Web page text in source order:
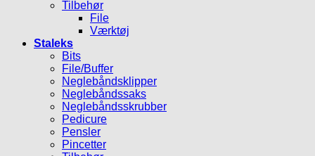
Tilbehør
File
Værktøj
Staleks
Bits
File/Buffer
Neglebåndsklipper
Neglebåndssaks
Neglebåndsskrubber
Pedicure
Pensler
Pincetter